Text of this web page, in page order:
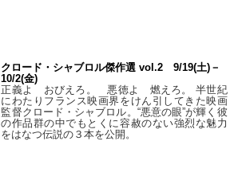
クロード・シャブロル傑作選 vol.2 9/19(土)－
10/2(金)
正義よ おびえろ。 悪徳よ 燃えろ。 半世紀
にわたりフランス映画界をけん引してきた映画
監督クロード・シャブロル。“悪意の眼”が輝く彼
の作品群の中でもとくに容赦のない強烈な魅力
をはなつ伝説の３本を公開。